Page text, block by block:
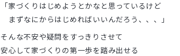
「家づくりはじめようとかなと思っているけど
まずなにからはじめればいいんだろう、、、」
そんな不安や疑問をすっきりさせて
安心して家づくりの第一歩を踏み出せる